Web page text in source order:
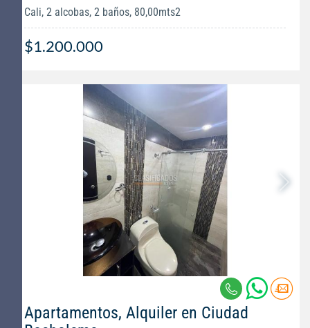
Cali, 2 alcobas, 2 baños, 80,00mts2
$1.200.000
Apartamentos, Alquiler en Ciudad